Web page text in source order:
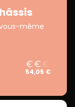
même
54,05 €